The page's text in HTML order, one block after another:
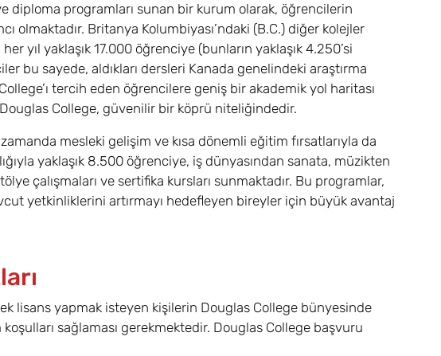
diploma programları sunan bir kurum olarak, öğrencilerin
olmaktadır. Britanya Kolumbiyası’ndaki (B.C.) diğer kolejler
yıl yaklaşık 17.000 öğrenciye (bunların yaklaşık 4.250’si
bu sayede, aldıkları dersleri Kanada genelindeki araştırma
tercih eden öğrencilere geniş bir akademik yol haritası
College, güvenilir bir köprü niteliğindedir.
mesleki gelişim ve kısa dönemli eğitim fırsatlarıyla da
yaklaşık 8.500 öğrenciye, iş dünyasından sanata, müzikten
çalışmaları ve sertifika kursları sunmaktadır. Bu programlar,
yetkinliklerini artırmayı hedefleyen bireyler için büyük avantaj
lisans yapmak isteyen kişilerin Douglas College bünyesinde
sağlaması gerekmektedir. Douglas College başvuru